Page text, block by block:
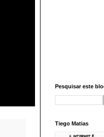
Pesquisar este
Tiego Matias